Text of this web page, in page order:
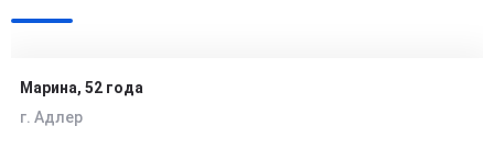
Марина, 52 года
г. Адлер